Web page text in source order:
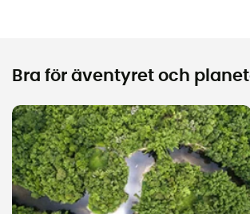
Bra för äventyret och